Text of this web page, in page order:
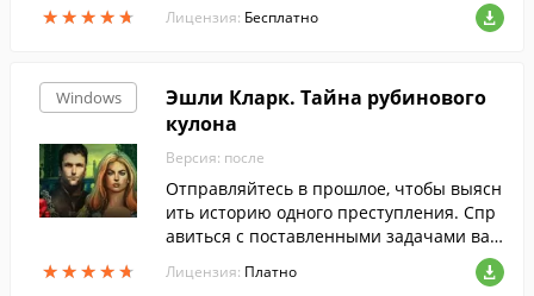
★★★★★
★★★★★ Лицензия: Бесплатно
Windows
★★★★★
★★★★★
Эшли Кларк. Тайна рубинового
кулона
Версия: после
Отправляйтесь в прошлое, чтобы выясн
ить историю одного преступления. Спр
авиться с поставленными задачами вам
и помогут полезный инвентарь, дневни
ковые записи и доброжелательные перс
Лицензия: Платно